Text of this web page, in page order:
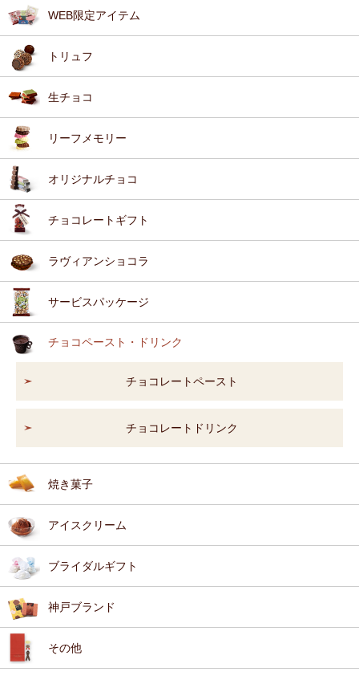
WEB限定アイテム
トリュフ
生チョコ
リーフメモリー
オリジナルチョコ
チョコレートギフト
ラヴィアンショコラ
サービスパッケージ
チョコペースト・ドリンク
チョコレートペースト
チョコレートドリンク
焼き菓子
アイスクリーム
ブライダルギフト
神戸ブランド
その他